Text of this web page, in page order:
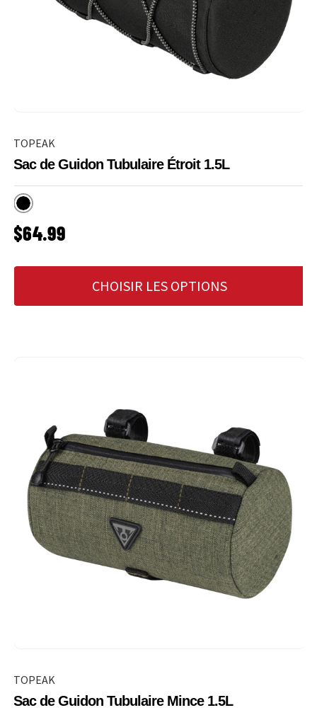
TOPEAK
Sac de Guidon Tubulaire Étroit 1.5L
Noir
PRIX HABITUEL
$64.99
CHOISIR LES OPTIONS
TOPEAK
Sac de Guidon Tubulaire Mince 1.5L